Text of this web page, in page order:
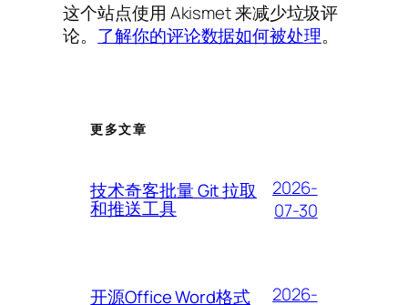
这个站点使用 Akismet 来减少垃圾评
论。 了解你的评论数据如何被处理。
更多文章
技术奇客批量 Git 拉取
和推送工具
2026-
07-30
开源Office Word格式
2026-